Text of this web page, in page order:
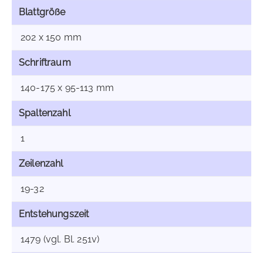
Blattgröße
202 x 150 mm
Schriftraum
140-175 x 95-113 mm
Spaltenzahl
1
Zeilenzahl
19-32
Entstehungszeit
1479 (vgl. Bl. 251v)